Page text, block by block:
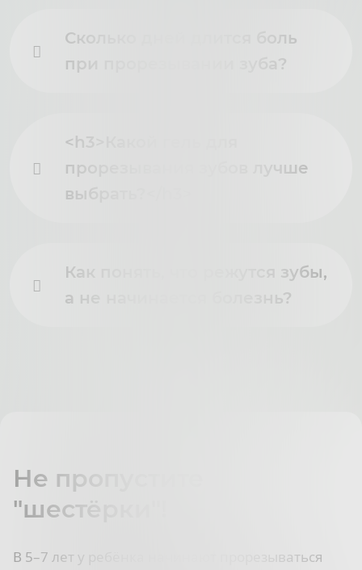
Сколько дней длится боль
при прорезывании зуба?
<h3>Какой гель для
прорезывания зубов лучше
выбрать?</h3>
Как понять, что режутся зубы,
а не начинается болезнь?
Не пропустите
"шестёрки"!
В 5–7 лет у ребёнка начинают прорезываться